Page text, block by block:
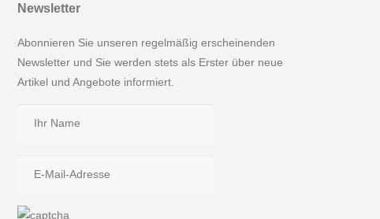
Newsletter
Abonnieren Sie unseren regelmäßig erscheinenden
Newsletter und Sie werden stets als Erster über neue
Artikel und Angebote informiert.